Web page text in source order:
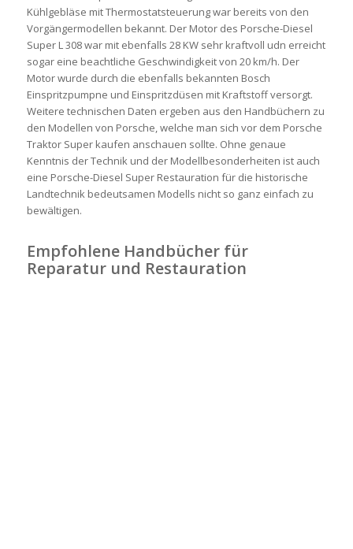
Kühlgebläse mit Thermostatsteuerung war bereits von den
Vorgängermodellen bekannt. Der Motor des Porsche-Diesel
Super L 308 war mit ebenfalls 28 KW sehr kraftvoll udn erreicht
sogar eine beachtliche Geschwindigkeit von 20 km/h. Der
Motor wurde durch die ebenfalls bekannten Bosch
Einspritzpumpne und Einspritzdüsen mit Kraftstoff versorgt.
Weitere technischen Daten ergeben aus den Handbüchern zu
den Modellen von Porsche, welche man sich vor dem Porsche
Traktor Super kaufen anschauen sollte. Ohne genaue
Kenntnis der Technik und der Modellbesonderheiten ist auch
eine Porsche-Diesel Super Restauration für die historische
Landtechnik bedeutsamen Modells nicht so ganz einfach zu
bewältigen.
Empfohlene Handbücher für
Reparatur und Restauration